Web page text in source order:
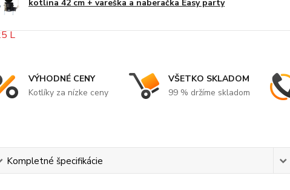
kotlina 42 cm + vareška a naberačka Easy party
VÝHODNÉ CENY
Kotlíky za nízke ceny
VŠETKO SKLADOM
99 % držíme skladom
Kompletné špecifikácie